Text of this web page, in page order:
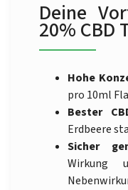
Deine
20% CBD
Hohe
pro 10ml
Bester
Erdbeere
Sicher
Wirkung